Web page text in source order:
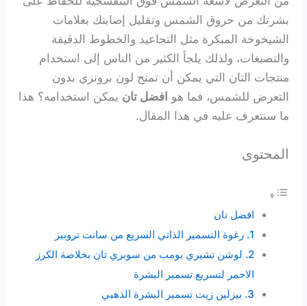
بشرتك من حروق الشمس وتقليل إصابتك بعلامات
الشيخوخة المبكرة مثل التجاعيد والخطوط الدقيقة
والتصبغات، ولذلك يلجأ الكثير من الناس إلى استخدام
منتجات التان التي يمكن أن تمنح لون برونزي بدون
التعرض للشمس، فما هو افضل تان يمكن استخدامه؟ هذا
ما سنتعرف عليه في هذا المقال.
المحتوى
افضل تان
1. رغوة التسمير الذاتي السريع من سانت تروبيز
2. لوشن تشيري بومب من سوبري تان بخلاصة الكرز
الاحمر لتسريع تسمير البشرة
3. بيزلين زيت تسمير البشرة الذهبي